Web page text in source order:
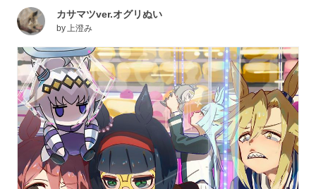
カサマツver.オグリぬい
by上澄み